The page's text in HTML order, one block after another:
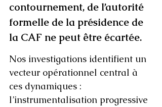
contournement, de l’autorité
formelle de la présidence de
la CAF ne peut être écartée.
Nos investigations identifient un
vecteur opérationnel central à
ces dynamiques :
l’instrumentalisation progressive